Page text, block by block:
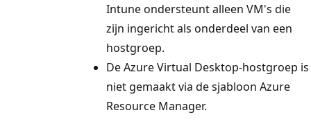
Intune ondersteunt alleen VM's die
zijn ingericht als onderdeel van een
hostgroep.
De Azure Virtual Desktop-hostgroep is
niet gemaakt via de sjabloon Azure
Resource Manager.